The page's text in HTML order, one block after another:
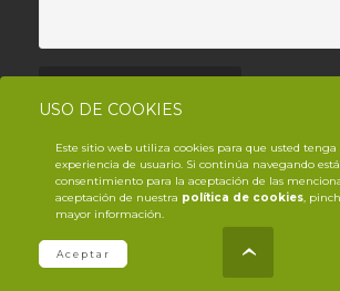
USO DE COOKIES
Este sitio web utiliza cookies para que usted
experiencia de usuario. Si continúa navegando
consentimiento para la aceptación de las
aceptación de nuestra política de cookies,
mayor información.
Aceptar © Copyright YouTrack